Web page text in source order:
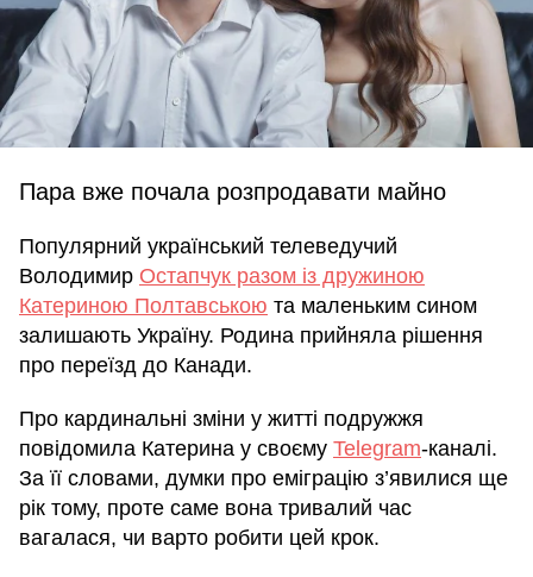
Пара вже почала розпродавати майно
Популярний український телеведучий
Володимир Остапчук разом із дружиною
Катериною Полтавською та маленьким сином
залишають Україну. Родина прийняла рішення
про переїзд до Канади.
Про кардинальні зміни у житті подружжя
повідомила Катерина у своєму Telegram-каналі.
За її словами, думки про еміграцію з’явилися ще
рік тому, проте саме вона тривалий час
вагалася, чи варто робити цей крок.